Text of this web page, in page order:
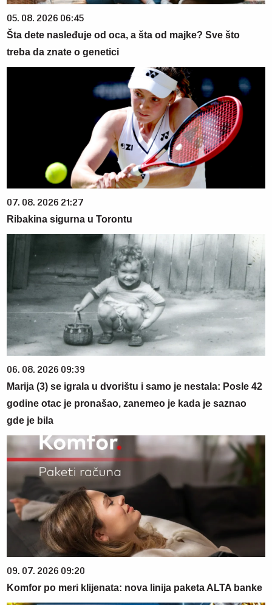
05. 08. 2026 06:45
Šta dete nasleđuje od oca, a šta od majke? Sve što
treba da znate o genetici
07. 08. 2026 21:27
Ribakina sigurna u Torontu
06. 08. 2026 09:39
Marija (3) se igrala u dvorištu i samo je nestala: Posle 42
godine otac je pronašao, zanemeo je kada je saznao
gde je bila
09. 07. 2026 09:20
Komfor po meri klijenata: nova linija paketa ALTA banke